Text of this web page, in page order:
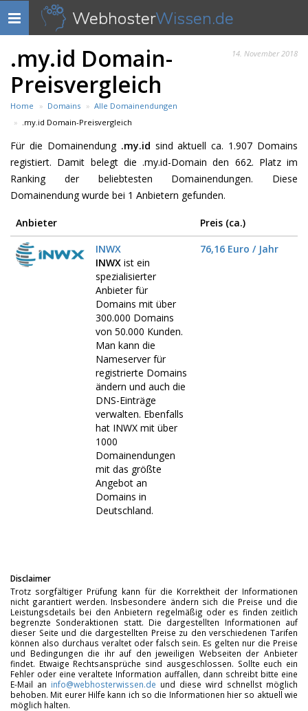
Navigation
anzeigen
WebhosterWissen.de
14. November 2018
.my.id Domain-
Preisvergleich
Home Domains
Alle Domainendungen
.my.id Domain-Preisvergleich
Für die Domainendung .my.id sind aktuell ca. 1.907 Domains
registiert. Damit belegt die .my.id-Domain den 662. Platz im
Ranking der beliebtesten Domainendungen. Diese
Domainendung wurde bei 1 Anbietern gefunden.
Anbieter
Preis (ca.)
INWX
INWX ist ein
spezialisierter
Anbieter für
Domains mit über
300.000 Domains
von 50.000 Kunden.
Man kann die
Nameserver für
registrierte Domains
ändern und auch die
DNS-Einträge
verwalten. Ebenfalls
hat INWX mit über
1000
Domainendungen
mit das größte
Angebot an
Domains in
Deutschland.
76,16 Euro / Jahr
Disclaimer
Trotz sorgfältiger Prüfung kann für die Korrektheit der Informationen
nicht garantiert werden. Insbesondere ändern sich die Preise und die
Leistungsdetails bei den Anbietern regelmäßig oder es finden zeitlich
begrenzte Sonderaktionen statt. Die dargestellten Informationen auf
dieser Seite und die dargestellten Preise zu den verschiedenen Tarifen
können also durchaus veraltet oder falsch sein. Es gelten nur die Preise
und Bedingungen die ihr auf den jeweiligen Webseiten der Anbieter
findet. Etwaige Rechtsansprüche sind ausgeschlossen. Sollte euch ein
Fehler oder eine veraltete Information auffallen, dann schreibt bitte eine
E-Mail an info@webhosterwissen.de und diese wird schnellst möglich
behoben. Mit eurer Hilfe kann ich so die Informationen hier so aktuell wie
möglich halten.